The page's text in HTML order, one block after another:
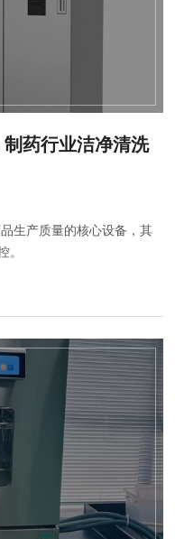
药行业洁净清洗
生产质量的核心设备，其
。